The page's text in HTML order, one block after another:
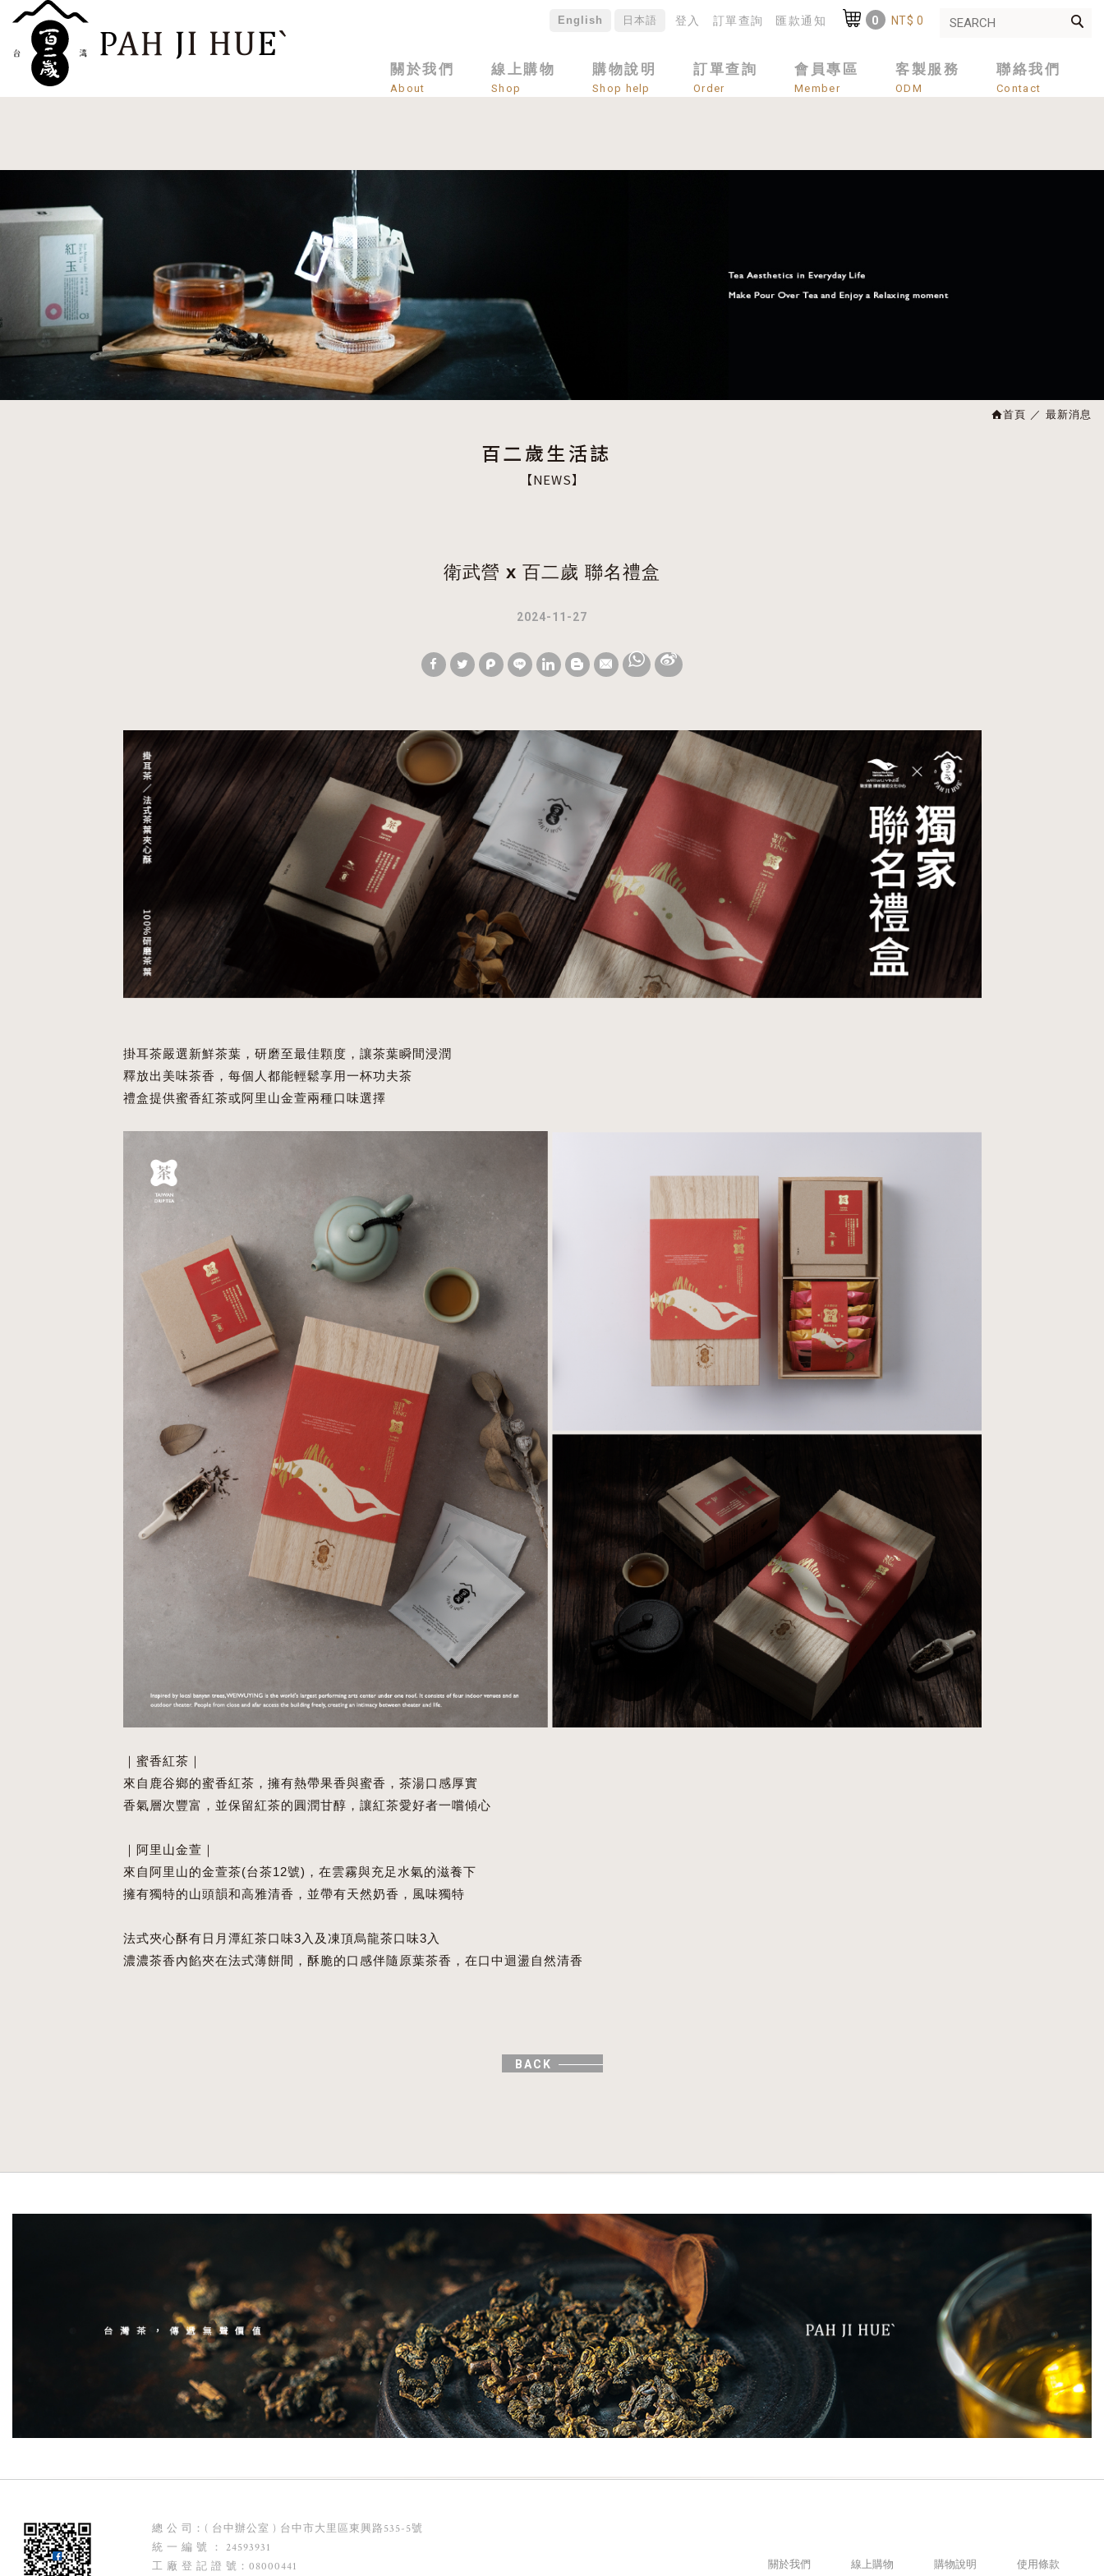
English 日本語 登入 訂單查詢 匯款通知 0 NT$ 0
關於我們
About
線上購物
Shop
購物說明
Shop help
訂單查詢
Order
會員專區
Member
客製服務
ODM
聯絡我們
Contact
首頁 最新消息
NEWS
衛武營 x 百二歲 聯名禮盒
2024-11-27
W
h
p
p
S
i
i
o
掛耳茶嚴選新鮮茶葉，研磨至最佳顆度，讓茶葉瞬間浸潤
釋放出美味茶香，每個人都能輕鬆享用一杯功夫茶
禮盒提供蜜香紅茶或阿里山金萱兩種口味選擇
｜蜜香紅茶｜
來自鹿谷鄉的蜜香紅茶，擁有熱帶果香與蜜香，茶湯口感厚實
香氣層次豐富，並保留紅茶的圓潤甘醇，讓紅茶愛好者一嚐傾心
｜阿里山金萱｜
來自阿里山的金萱茶(台茶12號)，在雲霧與充足水氣的滋養下
擁有獨特的山頭韻和高雅清香，並帶有天然奶香，風味獨特
法式夾心酥有日月潭紅茶口味3入及凍頂烏龍茶口味3入
濃濃茶香內餡夾在法式薄餅間，酥脆的口感伴隨原葉茶香，在口中迴盪自然清香
BACK
總 公 司：( 台中辦公室 ) 台中市大里區東興路535-5號
統 一 編 號 ： 24593931
工 廠 登 記 證 號：08000441
關於我們 線上購物 購物說明 使用條款